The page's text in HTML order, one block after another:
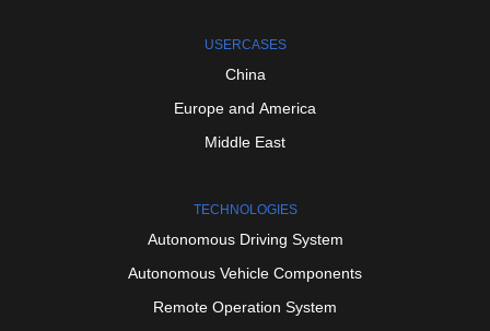
USERCASES
China
Europe and America
Middle East
TECHNOLOGIES
Autonomous Driving System
Autonomous Vehicle Components
Remote Operation System